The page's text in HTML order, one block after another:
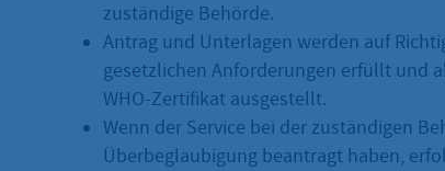
zuständige Behörde.
Antrag und Unterlagen werden auf
gesetzlichen Anforderungen erfüllt und
WHO-Zertifikat ausgestellt.
Wenn der Service bei der zuständigen
Überbeglaubigung beantragt haben,